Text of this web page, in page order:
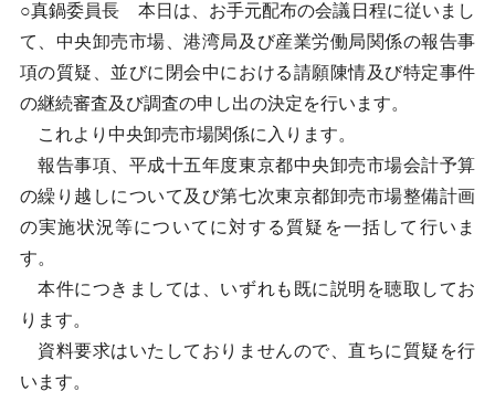
○真鍋委員長 本日は、お手元配布の会議日程に従いまし
て、中央卸売市場、港湾局及び産業労働局関係の報告事
項の質疑、並びに閉会中における請願陳情及び特定事件
の継続審査及び調査の申し出の決定を行います。
これより中央卸売市場関係に入ります。
報告事項、平成十五年度東京都中央卸売市場会計予算
の繰り越しについて及び第七次東京都卸売市場整備計画
の実施状況等についてに対する質疑を一括して行いま
す。
本件につきましては、いずれも既に説明を聴取してお
ります。
資料要求はいたしておりませんので、直ちに質疑を行
います。